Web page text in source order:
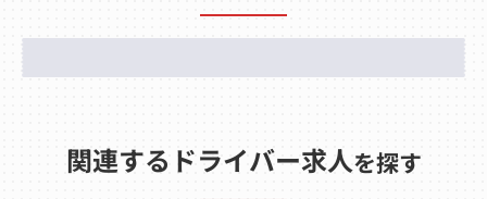
関連するドライバー求人を探す